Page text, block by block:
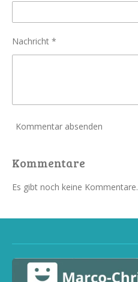
Nachricht *
Kommentar absenden
Kommentare
Es gibt noch keine Kommentare.